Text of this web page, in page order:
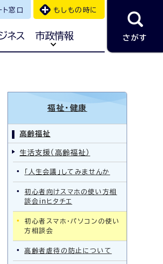
ト窓口 もしもの時に
ネス 市政情報 さがす
福祉・健康
高齢福祉
生活支援（高齢福祉）
「人生会議」してみませんか
初心者向けスマホの使い方相
談会inヒタチエ
初心者スマホ・パソコンの使い
方相談会
高齢者虐待の防止について